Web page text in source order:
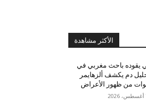
الأكثر مشاهدة
يقوده باحث مغربي في
دم يكشف ألزهايمر